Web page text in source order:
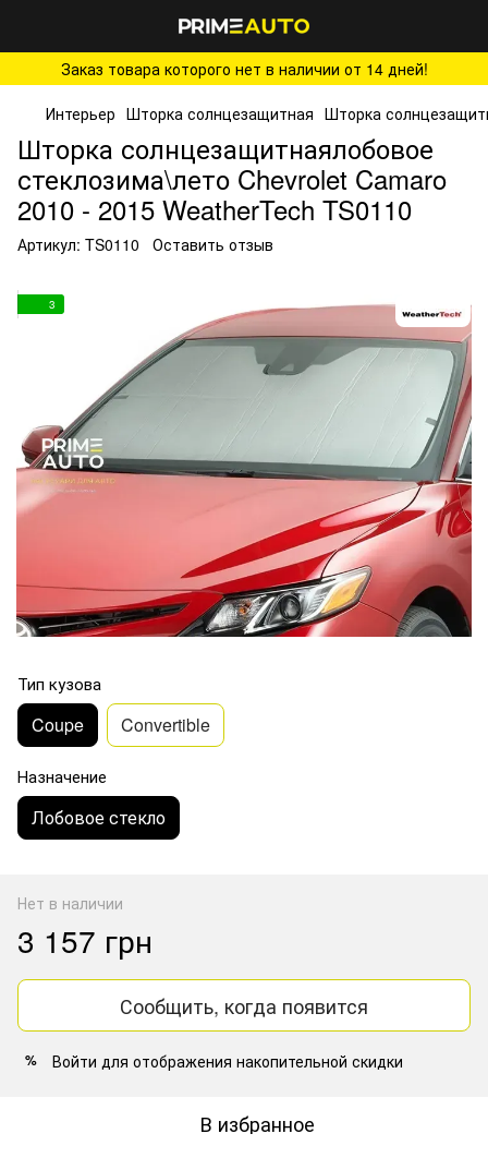
Заказ товара которого нет в наличии от 14 дней!
Интерьер Шторка солнцезащитная Шторка
Шторка солнцезащитнаялобовое
стеклозима\лето Chevrolet Camaro
2010 - 2015 WeatherTech TS0110
Артикул: TS0110 Оставить отзыв
3
Тип кузова
Coupe Convertible
Назначение
Лобовое стекло
Нет в наличии
3 157 грн
Сообщить, когда появится
% Войти для отображения накопительной скидки
В избранное